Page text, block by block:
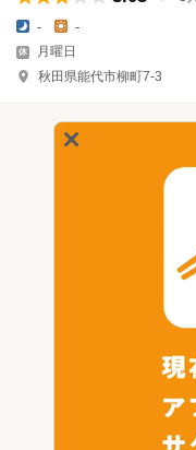
- -
月曜日
秋田県能代市柳町7-3